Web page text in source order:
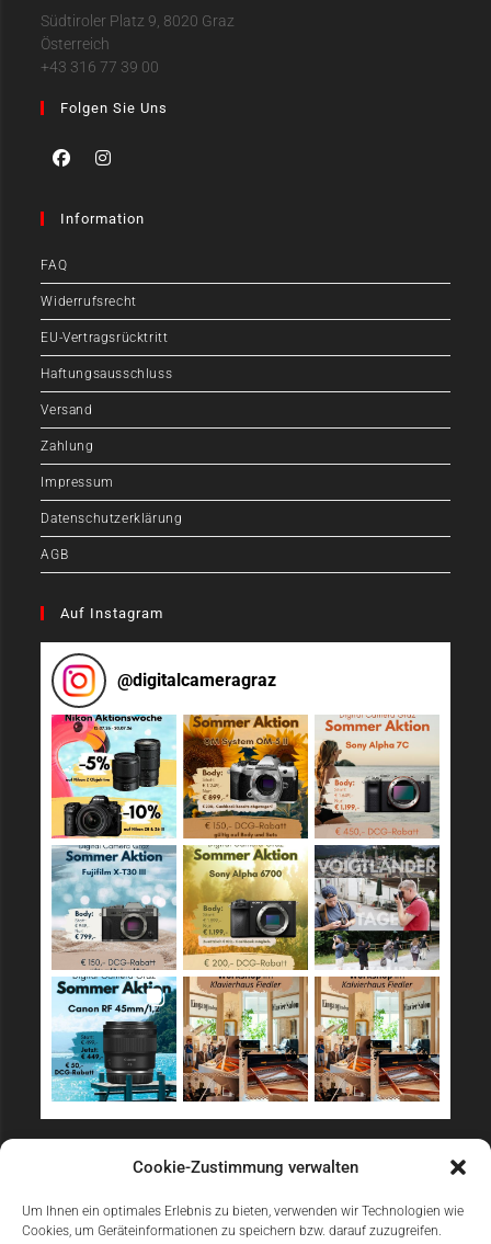
Cookie-Zustimmung verwalten
Um Ihnen ein optimales Erlebnis zu bieten, verwenden wir Technologien wie
Cookies, um Geräteinformationen zu speichern bzw. darauf zuzugreifen.
Südtiroler Platz 9, 8020 Graz
Österreich
+43 316 77 39 00
Folgen Sie Uns
Information
FAQ
Widerrufsrecht
EU-Vertragsrücktritt
Haftungsausschluss
Versand
Zahlung
Impressum
Datenschutzerklärung
AGB
Auf Instagram
@digitalcameragraz
Sicher Einkaufen